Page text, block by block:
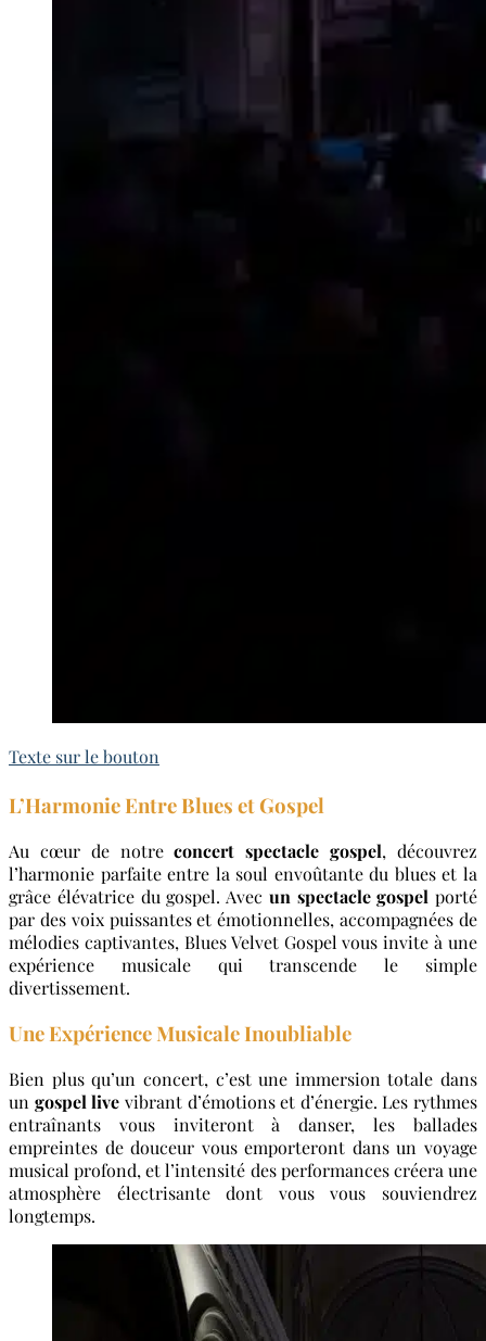
Texte sur le bouton
L’Harmonie Entre Blues et Gospel
Au cœur de notreconcert spectacle gospel, découvrez
l’harmonie parfaite entre la soul envoûtante du blues et la
grâce élévatrice du gospel. Avec un spectacle gospel porté
par des voix puissantes et émotionnelles, accompagnées de
mélodies captivantes, Blues Velvet Gospel vous invite à une
expérience musicale qui transcende le simple
divertissement.
Une Expérience Musicale Inoubliable
Bien plus qu’un concert, c’est une immersion totale dans
un gospel live vibrant d’émotions et d’énergie. Les rythmes
entraînants vous inviteront à danser, les ballades
empreintes de douceur vous emporteront dans un voyage
musical profond, et l’intensité des performances créera une
atmosphère électrisante dont vous vous souviendrez
longtemps.